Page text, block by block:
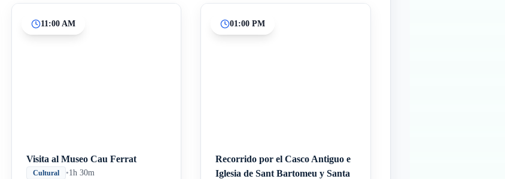
11:00 AM
Visita al Museo Cau Ferrat
Cultural •1h 30m
01:00 PM
Recorrido por el Casco Antiguo e
Iglesia de Sant Bartomeu y Santa